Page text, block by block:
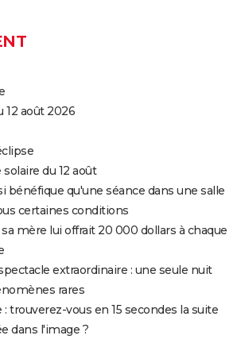
12 août 2026
du 12 août
bénéfique qu'une séance dans une salle
certaines conditions
mère lui offrait 20 000 dollars à chaque
extraordinaire : une seule nuit
rares
trouverez-vous en 15 secondes la suite
dans l'image ?